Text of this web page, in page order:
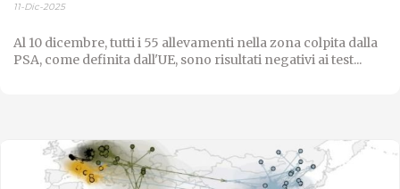
11-Dic-2025
Al 10 dicembre, tutti i 55 allevamenti nella zona colpita dalla
PSA, come definita dall'UE, sono risultati negativi ai test...